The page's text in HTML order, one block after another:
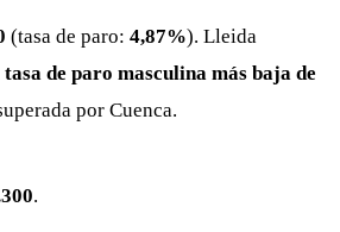
(tasa de paro: 4,87%). Lleida
tasa de paro masculina más baja de
por Cuenca.
.